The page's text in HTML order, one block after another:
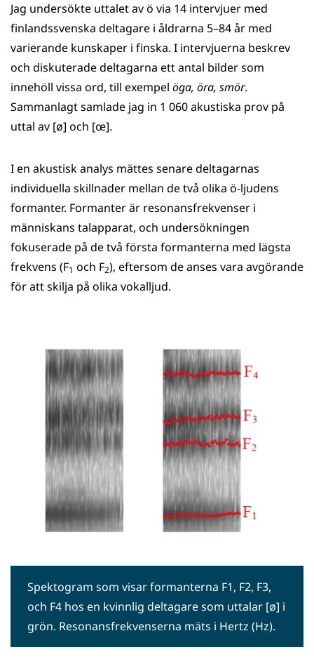
Jag undersökte uttalet av ö via 14 intervjuer med
finlandssvenska deltagare i åldrarna 5–84 år med
varierande kunskaper i finska. I intervjuerna beskrev
och diskuterade deltagarna ett antal bilder som
innehöll vissa ord, till exempel öga, öra, smör.
Sammanlagt samlade jag in 1 060 akustiska prov på
uttal av [ø] och [œ].
I en akustisk analys mättes senare deltagarnas
individuella skillnader mellan de två olika ö-ljudens
formanter. Formanter är resonansfrekvenser i
människans talapparat, och undersökningen
fokuserade på de två första formanterna med lägsta
frekvens (F1 och F2), eftersom de anses vara avgörande
för att skilja på olika vokalljud.
Spektogram som visar formanterna F1, F2, F3,
och F4 hos en kvinnlig deltagare som uttalar [ø] i
grön. Resonansfrekvenserna mäts i Hertz (Hz).